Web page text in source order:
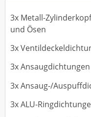
3x Metall-
und Ösen
3x
3x Ansaugdichtungen
3x Ansaug-/
3x ALU-